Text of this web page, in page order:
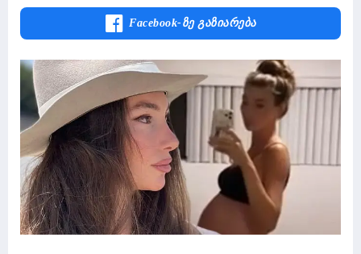
Facebook-Ზე Გაზიარება